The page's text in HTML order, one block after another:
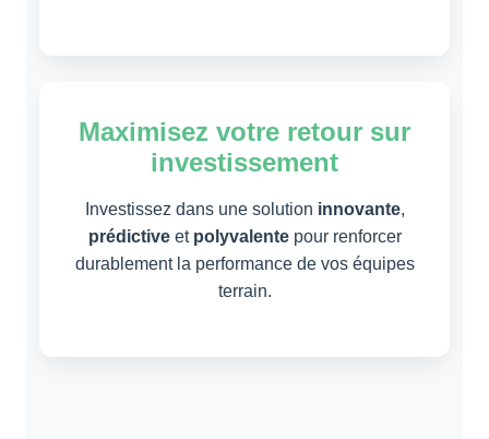
Maximisez votre retour sur
investissement
Investissez dans une solution innovante,
prédictiveet polyvalentepour renforcer
durablement la performance de vos équipes
terrain.